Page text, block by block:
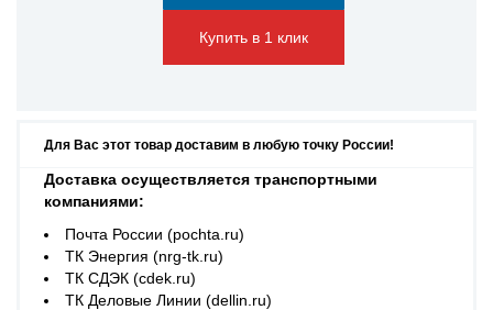
Купить в 1 клик
Для Вас этот товар доставим в любую точку России!
Доставка осуществляется транспортными
компаниями:
Почта России (pochta.ru)
ТК Энергия (nrg-tk.ru)
ТК СДЭК (cdek.ru)
ТК Деловые Линии (dellin.ru)